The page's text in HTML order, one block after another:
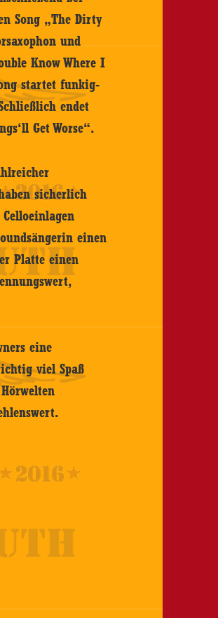
Song „The Dirty
und
Know Where I
startet funkig-
endet
Get Worse“.
sicherlich
einen
Platte einen
eine
viel Spaß